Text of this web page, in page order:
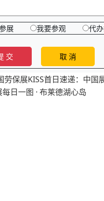
展 我要参观 代
劳保展KISS首日速递：中国
日一图 · 布莱德湖心岛